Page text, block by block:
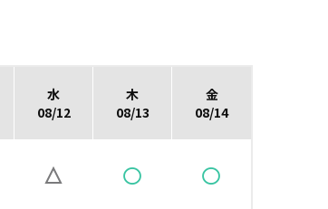
水
08/12
木
08/13
金
08/14